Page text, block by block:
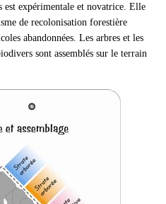
est expérimentale et novatrice. Elle
de recolonisation forestière
abandonnées. Les arbres et les
sont assemblés sur le terrain